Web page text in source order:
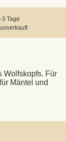
Tage
Wolfskopfs. Für
Mäntel und